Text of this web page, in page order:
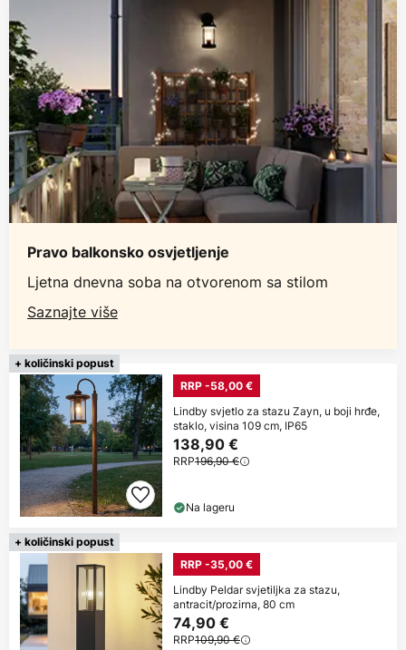
Pravo balkonsko osvjetljenje
Ljetna dnevna soba na otvorenom sa stilom
Saznajte više
+ količinski popust
RRP -58,00 €
Lindby svjetlo za stazu Zayn, u boji hrđe,
staklo, visina 109 cm, IP65
138,90 €
RRP196,90 €
Na lageru
+ količinski popust
RRP -35,00 €
Lindby Peldar svjetiljka za stazu,
antracit/prozirna, 80 cm
74,90 €
RRP109,90 €